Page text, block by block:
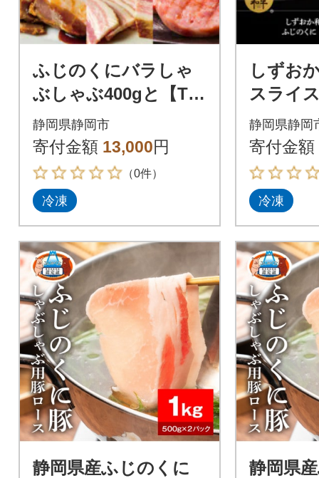
ふじのくにバラしゃ
ぶしゃぶ400gと【Th
e Oniku】豚の加工品
セット
静岡県静岡市
寄付金額 13,000円
（0件）
冷凍
しずお
スライ
にバラ
用のセ
静岡県静岡
寄付金額
冷凍
静岡県産ふじのくに
静岡県